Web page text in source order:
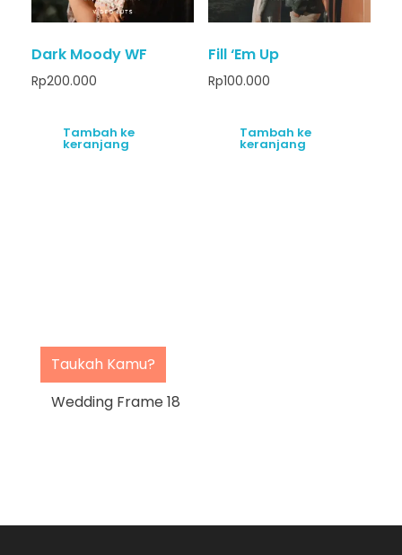
Dark Moody WF
Rp200.000
Tambah ke
keranjang
Fill ‘Em Up
Rp100.000
Tambah ke
keranjang
Taukah Kamu?
Wedding Frame 18